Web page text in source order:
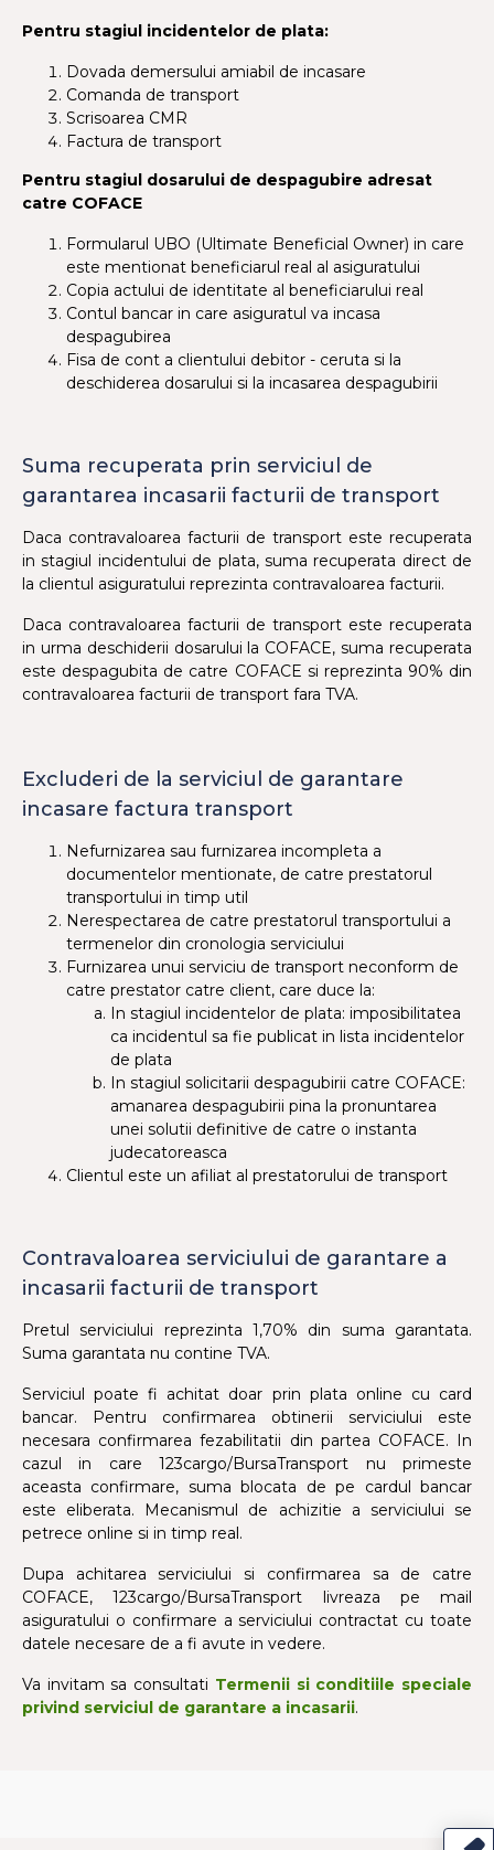
Pentru stagiul incidentelor de plata:
Dovada demersului amiabil de incasare
Comanda de transport
Scrisoarea CMR
Factura de transport
Pentru stagiul dosarului de despagubire adresat
catre COFACE
Formularul UBO (Ultimate Beneficial Owner) in care
este mentionat beneficiarul real al asiguratului
Copia actului de identitate al beneficiarului real
Contul bancar in care asiguratul va incasa
despagubirea
Fisa de cont a clientului debitor - ceruta si la
deschiderea dosarului si la incasarea despagubirii
Suma recuperata prin serviciul de
garantarea incasarii facturii de transport
Daca contravaloarea facturii de transport este recuperata
in stagiul incidentului de plata, suma recuperata direct de
la clientul asiguratului reprezinta contravaloarea facturii.
Daca contravaloarea facturii de transport este recuperata
in urma deschiderii dosarului la COFACE, suma recuperata
este despagubita de catre COFACE si reprezinta 90% din
contravaloarea facturii de transport fara TVA.
Excluderi de la serviciul de garantare
incasare factura transport
Nefurnizarea sau furnizarea incompleta a
documentelor mentionate, de catre prestatorul
transportului in timp util
Nerespectarea de catre prestatorul transportului a
termenelor din cronologia serviciului
Furnizarea unui serviciu de transport neconform de
catre prestator catre client, care duce la:
In stagiul incidentelor de plata: imposibilitatea
ca incidentul sa fie publicat in lista incidentelor
de plata
In stagiul solicitarii despagubirii catre COFACE:
amanarea despagubirii pina la pronuntarea
unei solutii definitive de catre o instanta
judecatoreasca
Clientul este un afiliat al prestatorului de transport
Contravaloarea serviciului de garantare a
incasarii facturii de transport
Pretul serviciului reprezinta 1,70% din suma garantata.
Suma garantata nu contine TVA.
Serviciul poate fi achitat doar prin plata online cu card
bancar. Pentru confirmarea obtinerii serviciului este
necesara confirmarea fezabilitatii din partea COFACE. In
cazul in care 123cargo/BursaTransport nu primeste
aceasta confirmare, suma blocata de pe cardul bancar
este eliberata. Mecanismul de achizitie a serviciului se
petrece online si in timp real.
Dupa achitarea serviciului si confirmarea sa de catre
COFACE, 123cargo/BursaTransport livreaza pe mail
asiguratului o confirmare a serviciului contractat cu toate
datele necesare de a fi avute in vedere.
Va invitam sa consultati Termenii si conditiile speciale
privind serviciul de garantare a incasarii.